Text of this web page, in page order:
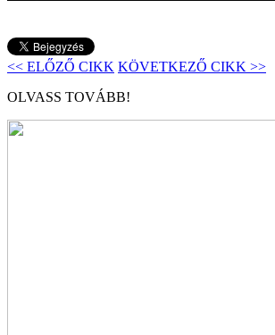
<< ELŐZŐ CIKK KÖVETKEZŐ CIKK >>
OLVASS TOVÁBB!